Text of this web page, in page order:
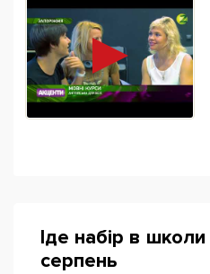
Іде набір в школи
серпень